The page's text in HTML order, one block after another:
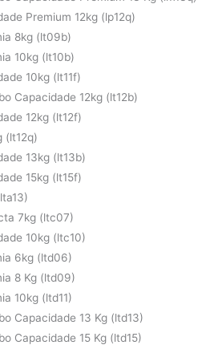
Premium 12kg (lp12q)
8kg (lt09b)
10kg (lt10b)
10kg (lt11f)
Capacidade 12kg (lt12b)
12kg (lt12f)
(lt12q)
13kg (lt13b)
15kg (lt15f)
7kg (ltc07)
10kg (ltc10)
6kg (ltd06)
8 Kg (ltd09)
10kg (ltd11)
Capacidade 13 Kg (ltd13)
Capacidade 15 Kg (ltd15)